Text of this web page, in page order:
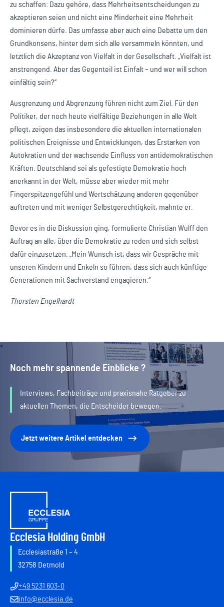
zu schaffen: Dazu gehöre, dass Mehrheitsentscheidungen zu
akzeptieren seien und nicht eine Minderheit eine Mehrheit
dominieren dürfe. Das umfasse aber auch eine Debatte um den
Grundkonsens, hinter dem sich alle versammeln könnten, und
letztlich die Akzeptanz von Vielfalt in der Gesellschaft. „Vielfalt ist
anstrengend. Aber das Gegenteil ist Einfalt – und wer will schon
einfältig sein?“
Ausgrenzung und Abgrenzung führen nicht zum Ziel. Für den
Politiker, der noch heute vielfältige Beziehungen in alle Welt
pflegt, zeigen das insbesondere die aktuellen internationalen
politischen Ereignisse und Entwicklungen, das Erstarken von
Autokratien und der wachsende Einfluss von antidemokratischen
Kräften. Deutschland sei als gefestigte Demokratie hoch
anerkannt in der Welt, müsse aber wieder mit mehr
Fingerspitzengefühl und Wertschätzung anderen gegenüber
auftreten und mit weniger Selbstgerechtigkeit, mahnte er.
Bevor es in die Diskussion ging, formulierte Christian Wulff den
Auftrag an alle, über die Demokratie zu reden und sich selbst
dafür einzusetzen. „Mein Wunsch ist, dass wir Gespräche mit
unseren Kindern und Enkeln so führen, dass sich auch künftige
Generationen mit Sachverstand engagieren.“
Thorsten Engelhardt
Noch mehr spannende Einblicke ?
Interviews, Fachbeiträge und praxisnahe Ratgeber zu
aktuellen Themen, die Entscheider bewegen.
Jetzt weitere Artikel entdecken
Ecclesia Holding GmbH
Ecclesiastraße 1 – 4
32758 Detmold
+49 5231 603-0
info@ecclesia.de